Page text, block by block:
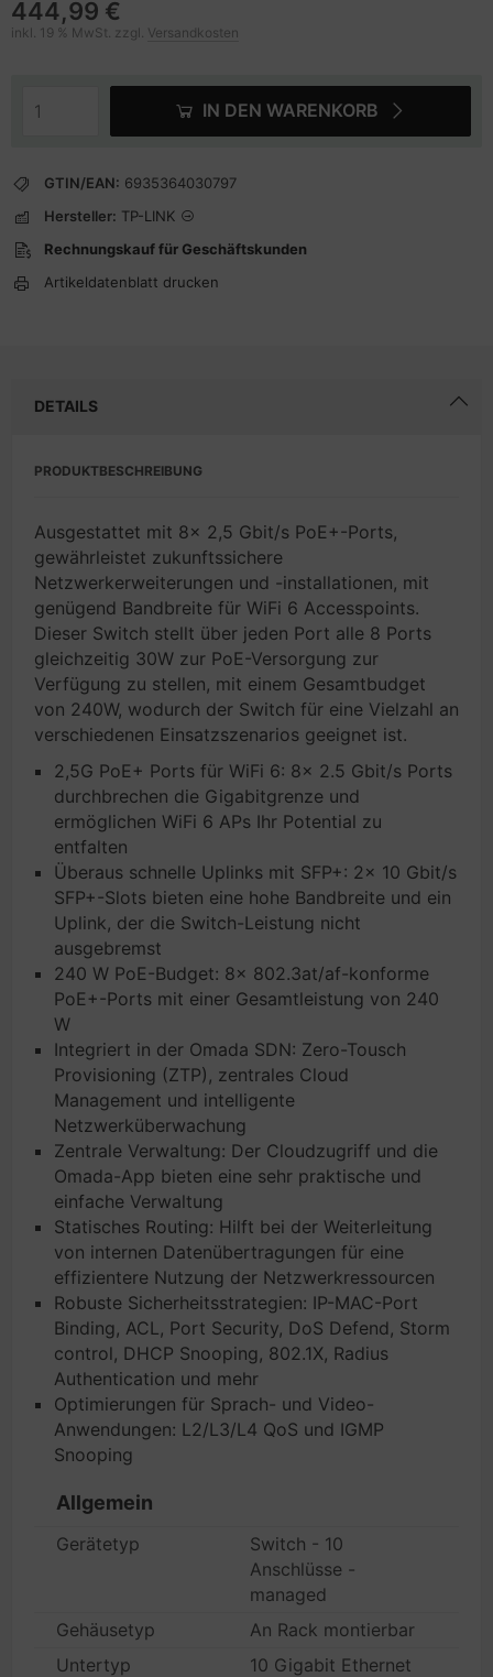
444,99 €
inkl. 19 % MwSt. zzgl. Versandkosten
IN DEN WARENKORB
GTIN/EAN: 6935364030797
Hersteller: TP-LINK
Rechnungskauf für Geschäftskunden
Artikeldatenblatt drucken
DETAILS
PRODUKTBESCHREIBUNG
Ausgestattet mit 8× 2,5 Gbit/s PoE+-Ports,
gewährleistet zukunftssichere
Netzwerkerweiterungen und -installationen, mit
genügend Bandbreite für WiFi 6 Accesspoints.
Dieser Switch stellt über jeden Port alle 8 Ports
gleichzeitig 30W zur PoE-Versorgung zur
Verfügung zu stellen, mit einem Gesamtbudget
von 240W, wodurch der Switch für eine Vielzahl an
verschiedenen Einsatzszenarios geeignet ist.
2,5G PoE+ Ports für WiFi 6: 8× 2.5 Gbit/s Ports
durchbrechen die Gigabitgrenze und
ermöglichen WiFi 6 APs Ihr Potential zu
entfalten
Überaus schnelle Uplinks mit SFP+: 2× 10 Gbit/s
SFP+-Slots bieten eine hohe Bandbreite und ein
Uplink, der die Switch-Leistung nicht
ausgebremst
240 W PoE-Budget: 8× 802.3at/af-konforme
PoE+-Ports mit einer Gesamtleistung von 240
W
Integriert in der Omada SDN: Zero-Tousch
Provisioning (ZTP), zentrales Cloud
Management und intelligente
Netzwerküberwachung
Zentrale Verwaltung: Der Cloudzugriff und die
Omada-App bieten eine sehr praktische und
einfache Verwaltung
Statisches Routing: Hilft bei der Weiterleitung
von internen Datenübertragungen für eine
effizientere Nutzung der Netzwerkressourcen
Robuste Sicherheitsstrategien: IP-MAC-Port
Binding, ACL, Port Security, DoS Defend, Storm
control, DHCP Snooping, 802.1X, Radius
Authentication und mehr
Optimierungen für Sprach- und Video-
Anwendungen: L2/L3/L4 QoS und IGMP
Snooping
Allgemein
Gerätetyp
Switch - 10
Anschlüsse -
managed
Gehäusetyp
An Rack montierbar
Untertyp
10 Gigabit Ethernet